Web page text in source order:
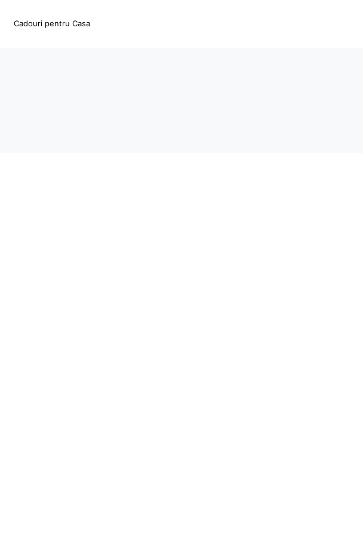
Cadouri pentru Casa